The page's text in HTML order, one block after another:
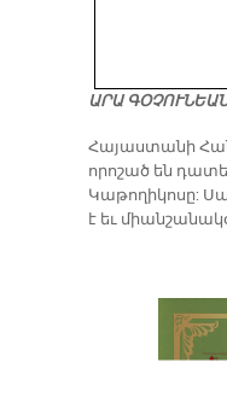
ԱՐԱ ԳՕՉՈՒՆԵԱՆ
​Հայաստանի
որոշած են
Կաթողիկոսը:
է եւ